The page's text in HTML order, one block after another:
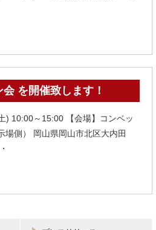
を開催致します！
) 10:00～15:00 【会場】コンベッ
場側） 岡山県岡山市北区大内田